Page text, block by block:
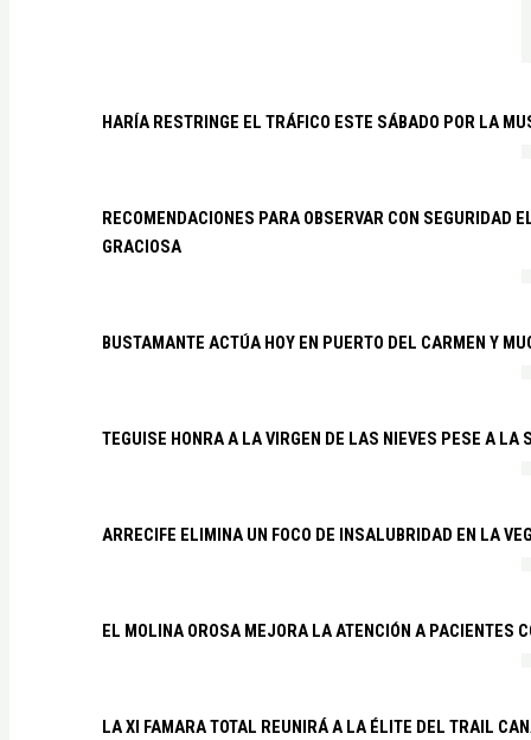
HARÍA RESTRINGE EL TRÁFICO ESTE SÁBADO POR LA
RECOMENDACIONES PARA OBSERVAR CON SEGURIDAD
GRACIOSA
BUSTAMANTE ACTÚA HOY EN PUERTO DEL CARMEN Y
TEGUISE HONRA A LA VIRGEN DE LAS NIEVES PESE A LA
ARRECIFE ELIMINA UN FOCO DE INSALUBRIDAD EN LA
EL MOLINA OROSA MEJORA LA ATENCIÓN A PACIENTES
LA XI FAMARA TOTAL REUNIRÁ A LA ÉLITE DEL TRAIL